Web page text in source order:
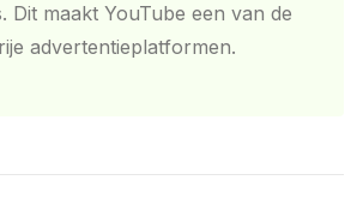
Dit maakt YouTube een van de
advertentieplatformen.